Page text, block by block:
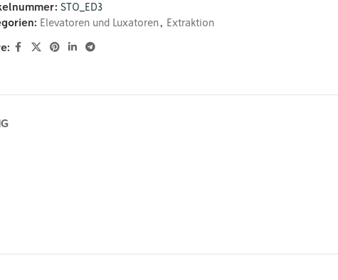
STO_ED3
Elevatoren und Luxatoren, Extraktion